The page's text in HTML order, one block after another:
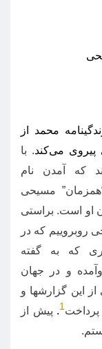
محمد از
پیروی می‌کند. با
که آمدن نام
همزمان” مسیحی
او است. براستی
روبروییم که در
که به گفته
و در جهان
این گزارشها و
پرداخت1
. پیش از
.